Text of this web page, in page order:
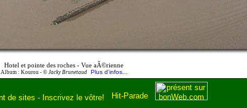
Hotel et pointe des roches - Vue aÃ©rienne
Album : Kourou - © Jacky Brunetaud Plus d'infos...